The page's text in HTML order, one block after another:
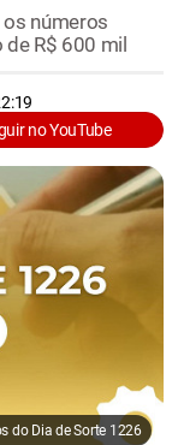
números
R$ 600 mil
no YouTube
do Dia de Sorte 1226